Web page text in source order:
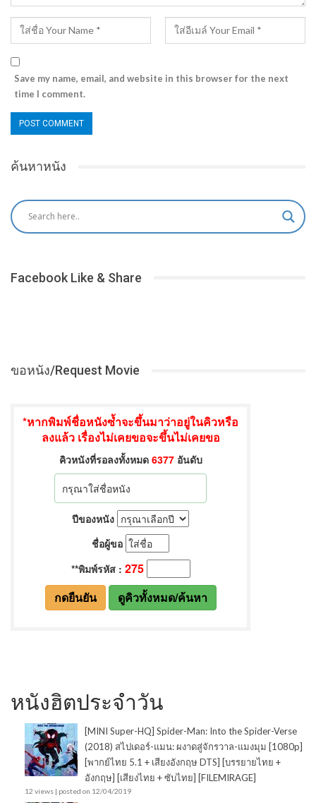
Save my name, email, and website in this browser for the next
time I comment.
ค้นหาหนัง
Facebook Like & Share
ขอหนัง/Request Movie
หนังฮิตประจำวัน
[MINI Super-HQ] Spider-Man: Into the Spider-Verse
(2018) สไปเดอร์-แมน: ผงาดสู่จักรวาล-แมงมุม [1080p]
[พากย์ไทย 5.1 + เสียงอังกฤษ DTS] [บรรยายไทย +
อังกฤษ] [เสียงไทย + ซับไทย] [FILEMIRAGE]
12 views | posted on 12/04/2019